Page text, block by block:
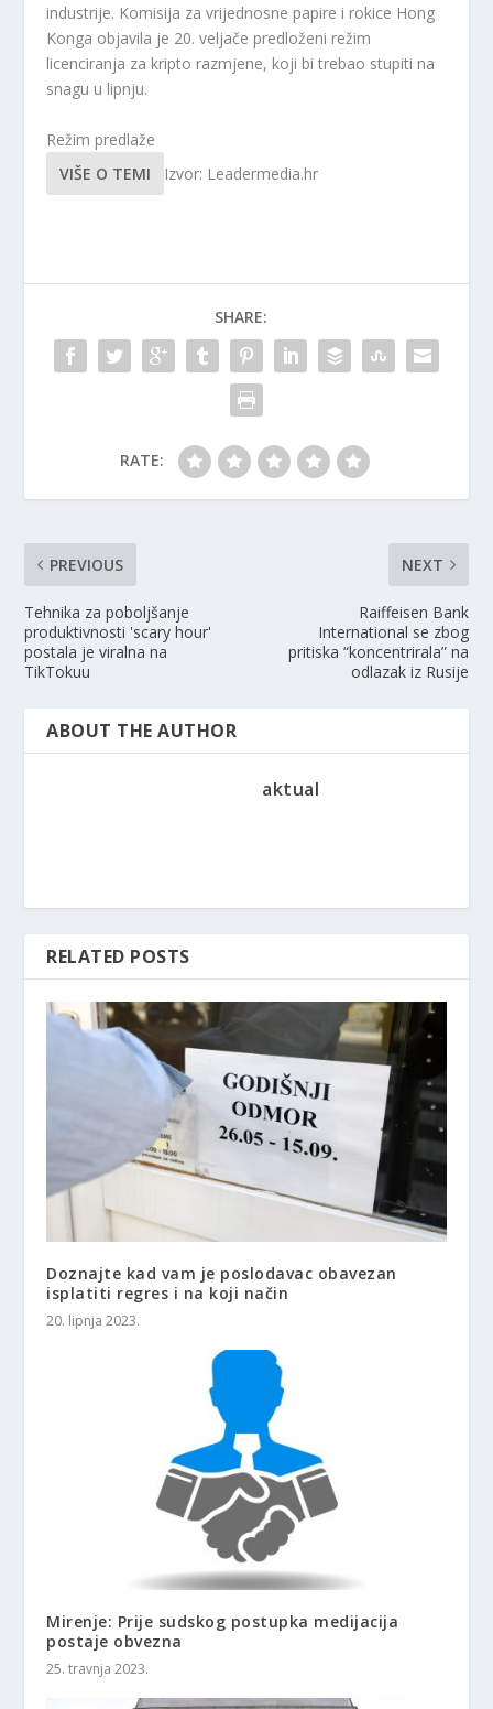
industrije. Komisija za vrijednosne papire i rokice Hong
Konga objavila je 20. veljače predloženi režim
licenciranja za kripto razmjene, koji bi trebao stupiti na
snagu u lipnju.
Režim predlaže
VIŠE O TEMI
Izvor: Leadermedia.hr
SHARE:
RATE:
PREVIOUS
Tehnika za poboljšanje
produktivnosti 'scary hour'
postala je viralna na
TikTokuu
NEXT
Raiffeisen Bank
International se zbog
pritiska “koncentrirala” na
odlazak iz Rusije
ABOUT THE AUTHOR
aktual
RELATED POSTS
Doznajte kad vam je poslodavac obavezan
isplatiti regres i na koji način
20. lipnja 2023.
Mirenje: Prije sudskog postupka medijacija
postaje obvezna
25. travnja 2023.